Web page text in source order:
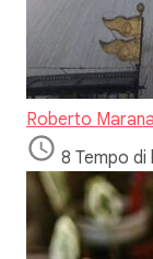
Roberto Marana
8 Tempo di